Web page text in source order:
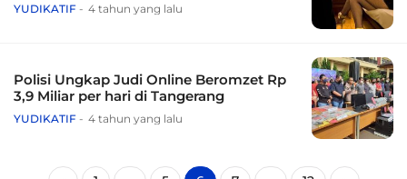
YUDIKATIF 4 tahun yang lalu
Polisi Ungkap Judi Online Beromzet Rp
3,9 Miliar per hari di Tangerang
YUDIKATIF 4 tahun yang lalu